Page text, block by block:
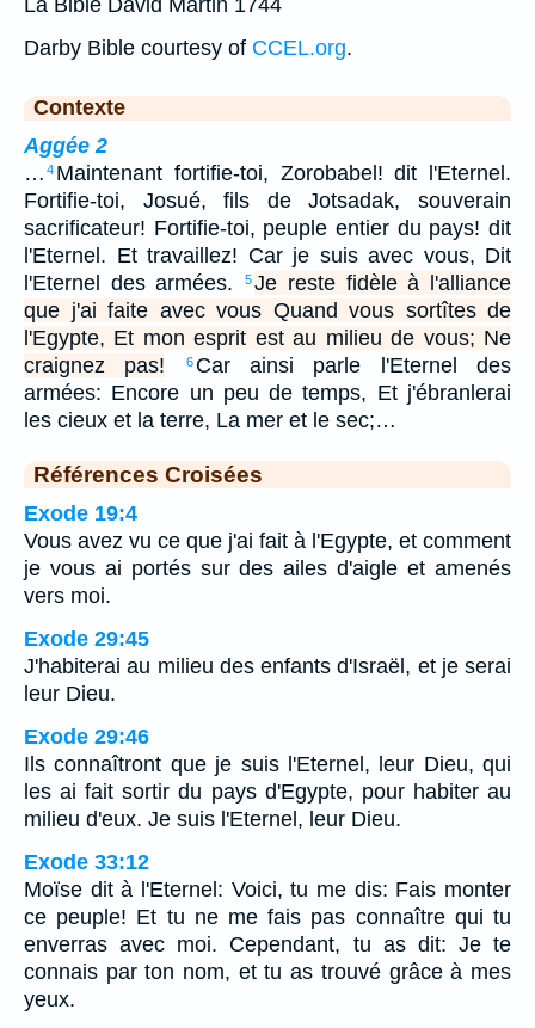
La Bible David Martin 1744
Darby Bible courtesy of CCEL.org.
Contexte
Aggée 2
… 4 Maintenant fortifie-toi, Zorobabel! dit l'Eternel.
Fortifie-toi, Josué, fils de Jotsadak, souverain
sacrificateur! Fortifie-toi, peuple entier du pays! dit
l'Eternel. Et travaillez! Car je suis avec vous, Dit
l'Eternel des armées.
5Je reste fidèle à l'alliance
que j'ai faite avec vous Quand vous sortîtes de
l'Egypte, Et mon esprit est au milieu de vous; Ne
craignez pas!
6 Car ainsi parle l'Eternel des
armées: Encore un peu de temps, Et j'ébranlerai
les cieux et la terre, La mer et le sec;…
Références Croisées
Exode 19:4
Vous avez vu ce que j'ai fait à l'Egypte, et comment
je vous ai portés sur des ailes d'aigle et amenés
vers moi.
Exode 29:45
J'habiterai au milieu des enfants d'Israël, et je serai
leur Dieu.
Exode 29:46
Ils connaîtront que je suis l'Eternel, leur Dieu, qui
les ai fait sortir du pays d'Egypte, pour habiter au
milieu d'eux. Je suis l'Eternel, leur Dieu.
Exode 33:12
Moïse dit à l'Eternel: Voici, tu me dis: Fais monter
ce peuple! Et tu ne me fais pas connaître qui tu
enverras avec moi. Cependant, tu as dit: Je te
connais par ton nom, et tu as trouvé grâce à mes
yeux.